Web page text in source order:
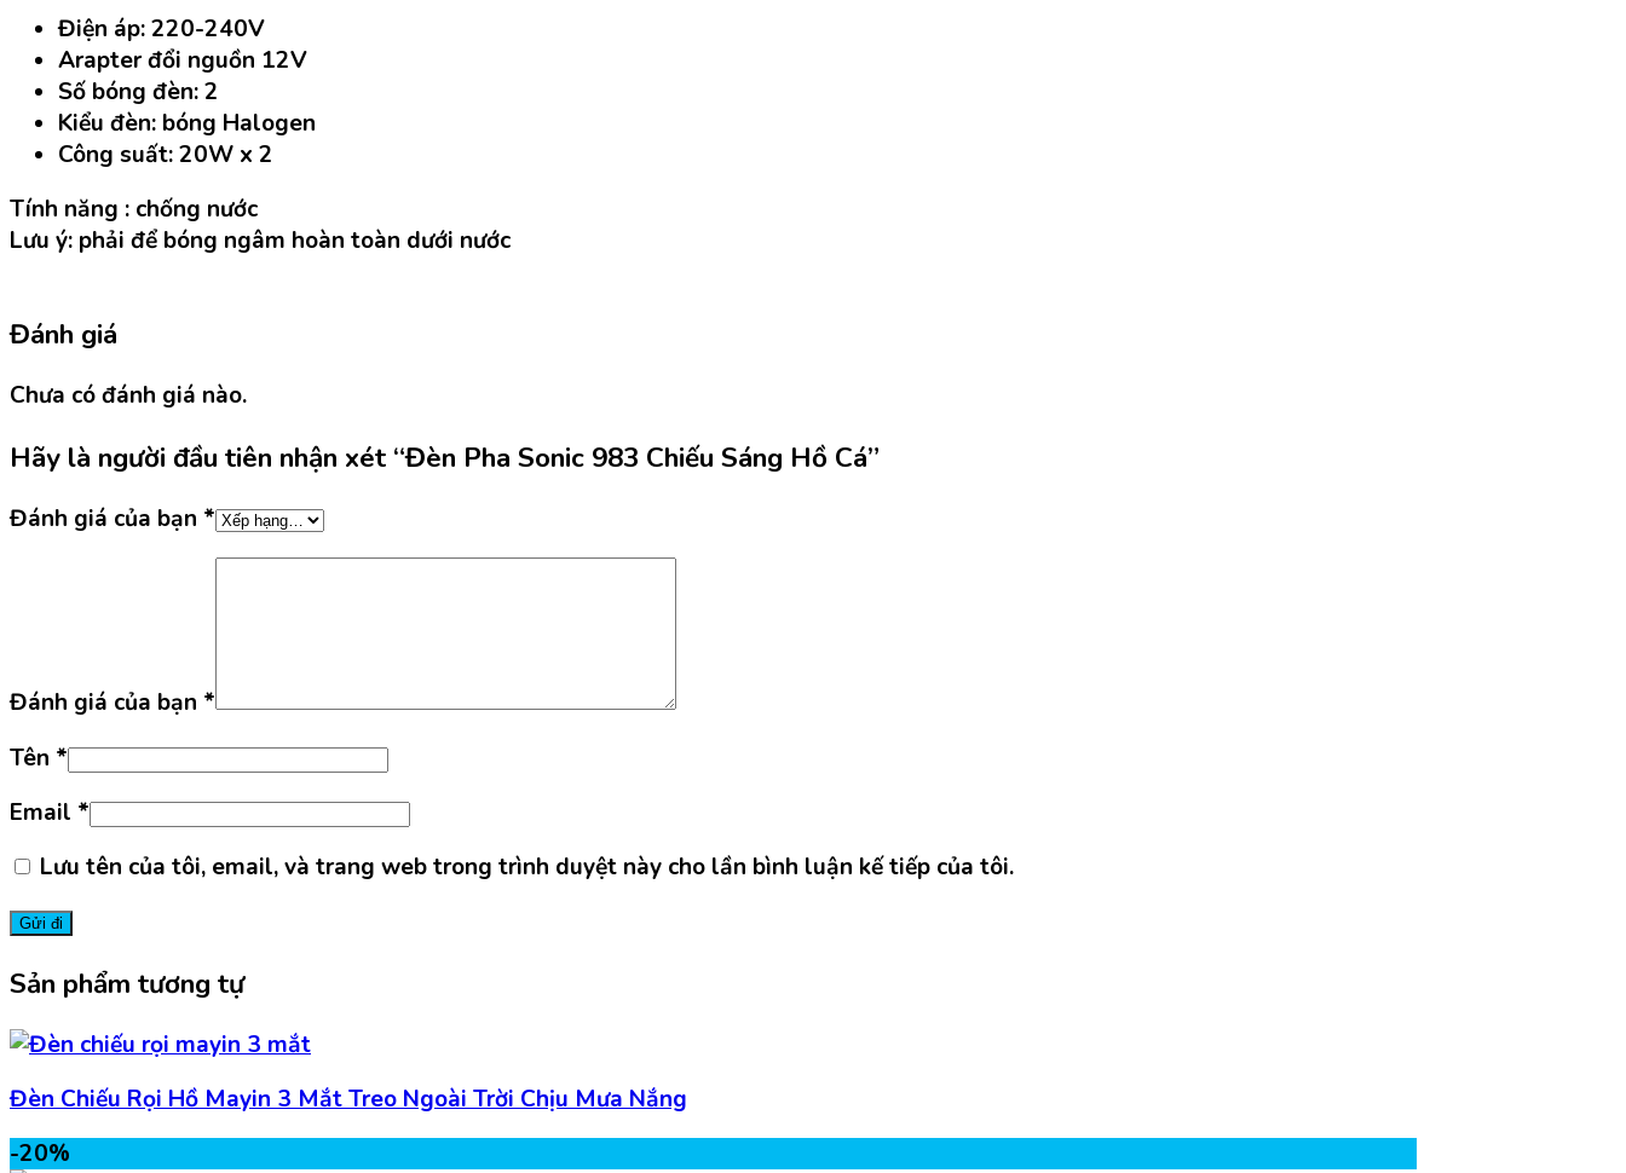
Điện áp: 220-240V
Arapter đổi nguồn 12V
Số bóng đèn: 2
Kiểu đèn: bóng Halogen
Công suất: 20W x 2
Tính năng : chống nước
Lưu ý: phải để bóng ngâm hoàn toàn dưới nước
Đánh giá
Chưa có đánh giá nào.
Hãy là người đầu tiên nhận xét “Đèn Pha Sonic 983 Chiếu Sáng Hồ Cá”
Đánh giá của bạn *
Đánh giá của bạn *
Tên *
Email *
Lưu tên của tôi, email, và trang web trong trình duyệt này cho lần bình luận kế tiếp của tôi.
Sản phẩm tương tự
Đèn Chiếu Rọi Hồ Mayin 3 Mắt Treo Ngoài Trời Chịu Mưa Nắng
-20%